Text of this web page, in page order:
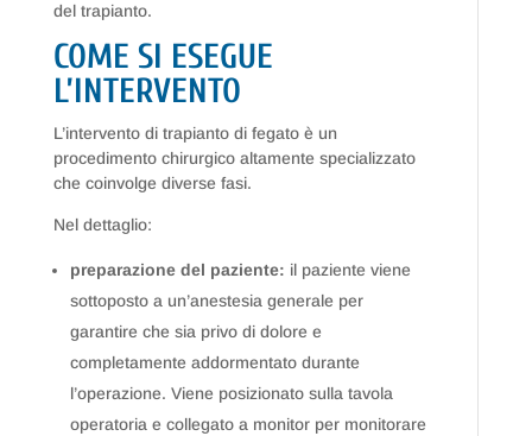
del trapianto.
COME SI ESEGUE
L’INTERVENTO
L’intervento di trapianto di fegato è un
procedimento chirurgico altamente specializzato
che coinvolge diverse fasi.
Nel dettaglio:
preparazione del paziente: il paziente viene
sottoposto a un’anestesia generale per
garantire che sia privo di dolore e
completamente addormentato durante
l’operazione. Viene posizionato sulla tavola
operatoria e collegato a monitor per monitorare